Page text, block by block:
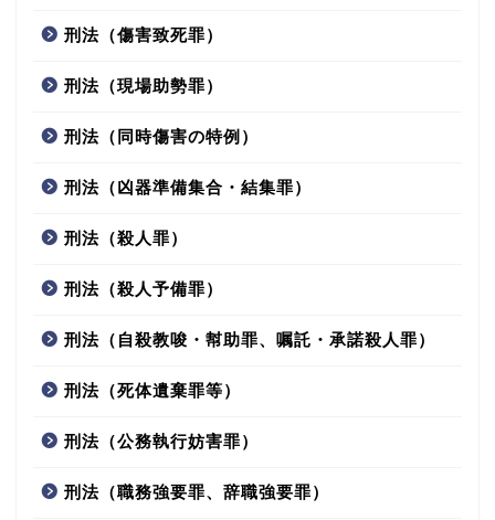
刑法（傷害致死罪）
刑法（現場助勢罪）
刑法（同時傷害の特例）
刑法（凶器準備集合・結集罪）
刑法（殺人罪）
刑法（殺人予備罪）
刑法（自殺教唆・幇助罪、嘱託・承諾殺人罪）
刑法（死体遺棄罪等）
刑法（公務執行妨害罪）
刑法（職務強要罪、辞職強要罪）